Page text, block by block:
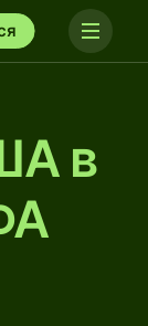
в